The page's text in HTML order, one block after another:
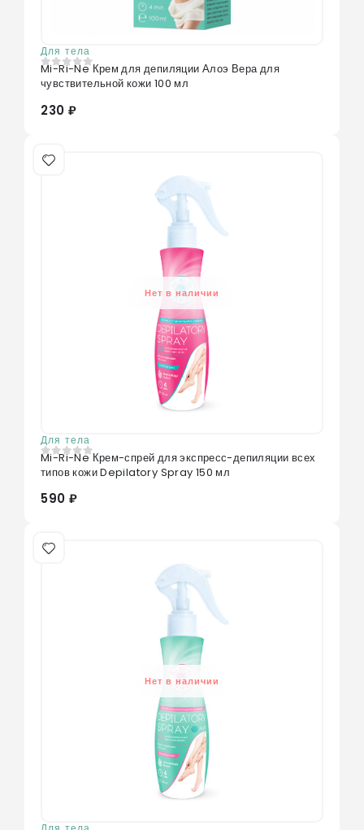
Для тела
0из 5
Mi-Ri-Ne Крем для депиляции Алоэ Вера для
чувствительной кожи 100 мл
230 ₽
Нет в наличии
Для тела
0из 5
Mi-Ri-Ne Крем-спрей для экспресс-депиляции всех
типов кожи Depilatory Spray 150 мл
590 ₽
Нет в наличии